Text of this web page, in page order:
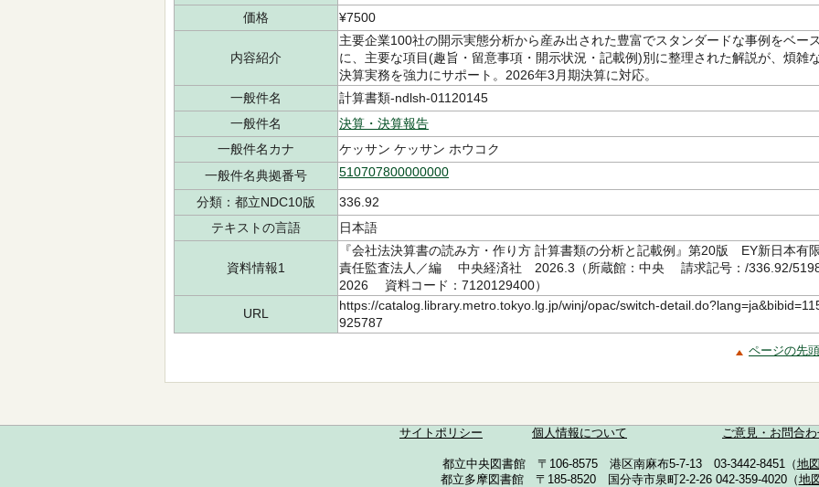
価格
¥7500
内容紹介
主要企業100社の開示実態分析から産み出された豊富でスタンダードな事例をベー
に、主要な項目(趣旨・留意事項・開示状況・記載例)別に整理された解説が、煩雑
決算実務を強力にサポート。2026年3月期決算に対応。
一般件名
計算書類-ndlsh-01120145
一般件名
決算・決算報告
一般件名カナ
ケッサン ケッサン ホウコク
一般件名典拠番号
510707800000000
分類：都立NDC10版
336.92
テキストの言語
日本語
資料情報1
『会社法決算書の読み方・作り方 計算書類の分析と記載例』第20版 EY新日本有
責任監査法人／編 中央経済社 2026.3（所蔵館：中央 請求記号：/336.92/
2026 資料コード：7120129400）
URL
https://catalog.library.metro.tokyo.lg.jp/winj/opac/switch-
925787
ページの先
サイトポリシー 個人情報について ご意見・お問合
都立中央図書館 〒106-8575 港区南麻布5-7-13 03-3442-8451（地
都立多摩図書館 〒185-8520 国分寺市泉町2-2-26 042-359-4020（地